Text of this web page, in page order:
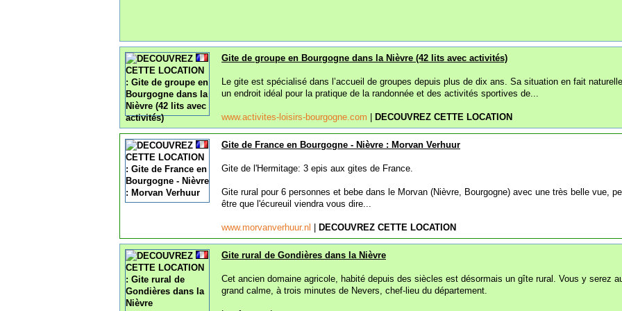
Gite de groupe en Bourgogne dans la Nièvre (42 lits avec activités)
Le gite est spécialisé dans l’accueil de groupes depuis plus de dix ans. Sa situation en fait
un endroit idéal pour la pratique de la randonnée et des activités sportives de...
www.activites-loisirs-bourgogne.com DECOUVREZ CETTE LOCATION
Gite de France en Bourgogne - Nièvre : Morvan Verhuur
Gite de l'Hermitage: 3 epis aux gites de France.
Gite rural pour 6 personnes et bebe dans le Morvan (Nièvre, Bourgogne) avec une très belle vue,
être que l'écureuil viendra vous dire...
www.morvanverhuur.nl DECOUVREZ CETTE LOCATION
Gite rural de Gondières dans la Nièvre
Cet ancien domaine agricole, habité depuis des siècles est désormais un gîte rural. Vous y serez
grand calme, à trois minutes de Nevers, chef-lieu du département.